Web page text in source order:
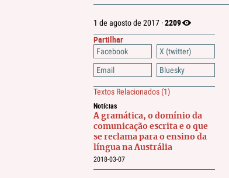
1 de agosto de 2017 ·2209
Partilhar
Facebook
X (twitter)
Email
Bluesky
Textos Relacionados (1)
Notícias
A gramática, o domínio da
comunicação escrita e o que
se reclama para o ensino da
língua na Austrália
2018-03-07